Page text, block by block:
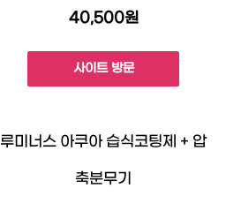
40,500원
사이트 방문
루미너스 아쿠아 습식코팅제 + 압
축분무기